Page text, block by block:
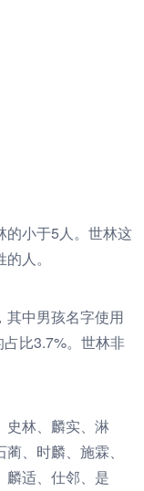
的小于5人。世林这
人。
其中男孩名字使用
比3.7%。世林非
史林、麟实、淋
、时麟、施霖、
麟适、仕邻、是